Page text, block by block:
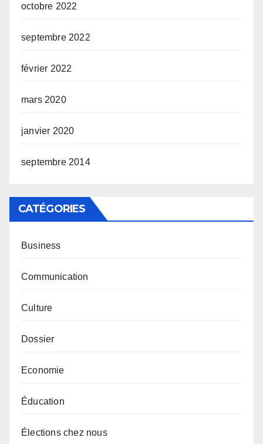
octobre 2022
septembre 2022
février 2022
mars 2020
janvier 2020
septembre 2014
CATÉGORIES
Business
Communication
Culture
Dossier
Economie
Éducation
Élections chez nous